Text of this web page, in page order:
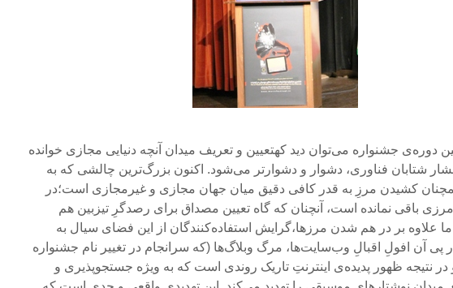
دوره‌ی جشنواره می‌توان دید کهتعیین و تعریف میدان آنچه دنیایی مجازی خوانده
شتابان فناوری، دشوار و دشوارتر می‌شود. اکنون بزرگ‌ترین چالشی که به
کشیدن مرزِ به قدر کافی دقیق میان جهان مجازی و غیرمجازی است؛در
باقی نمانده است، آنچنان که گاه تعیین مصداق برای رصدگرِ تیزبین هم
علاوه بر در هم شدن مرزها،گرایش استفاده‌کنندگان از این فضای سیال به
پی آن افولِ اقبالِ وب‌سایت‌ها، مرگ وبلاگ‌ها (که سرانجام در تغییر نام جشنواره
نتیجه ظهور پدیده‌ی اینترنتِ تاریک روندی است که به ویژه جستجوپذیری و